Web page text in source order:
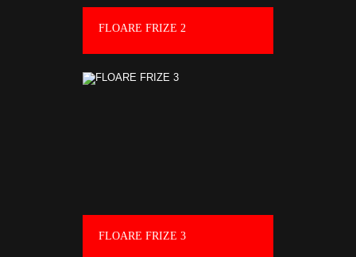
FLOARE FRIZE 2
FLOARE FRIZE 3